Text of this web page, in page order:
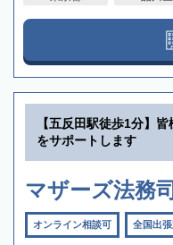
【五反田駅徒歩1分】
をサポートします
マザーズ法務
オンライン相談可 全国出